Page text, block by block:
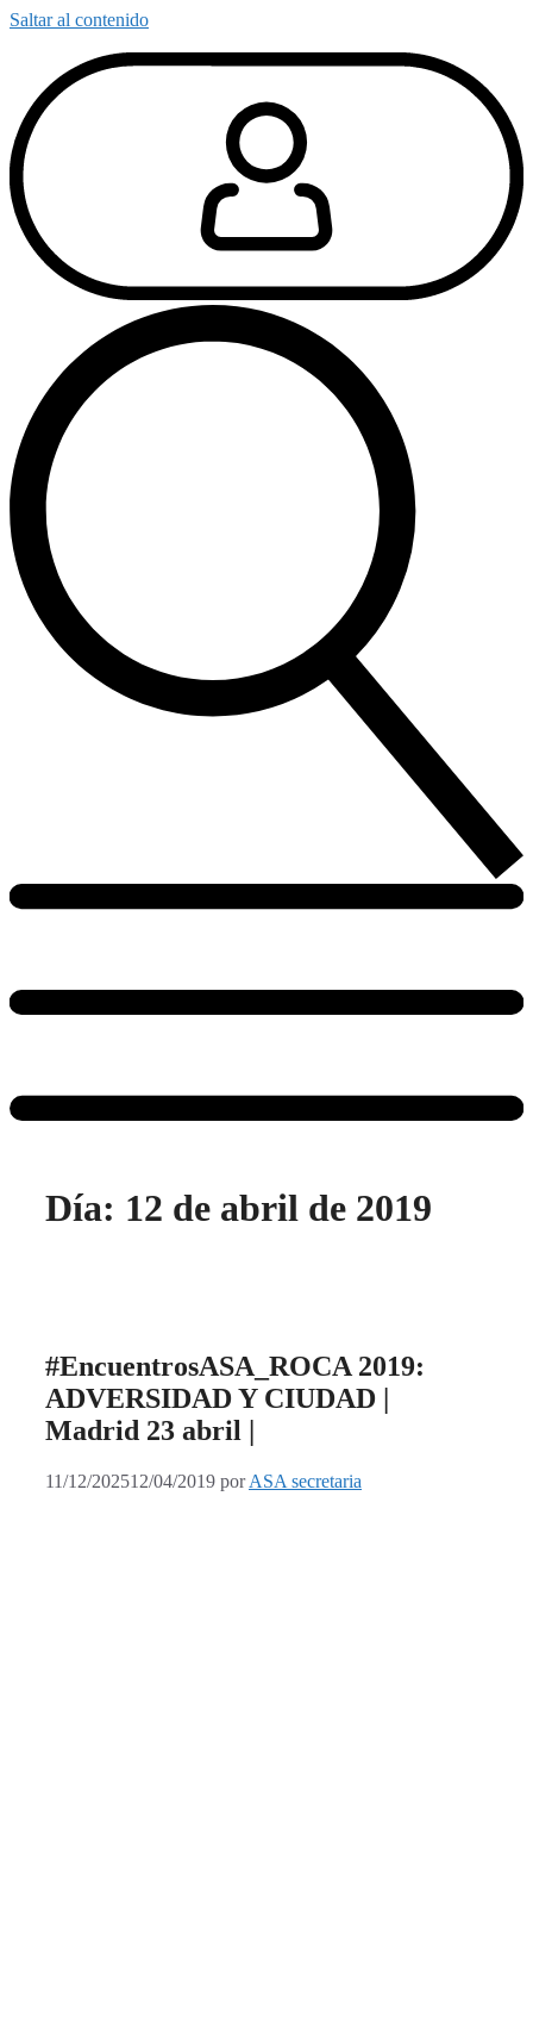
Saltar al contenido
Día: 12 de abril de 2019
#EncuentrosASA_ROCA 2019:
ADVERSIDAD Y CIUDAD |
Madrid 23 abril |
11/12/202512/04/2019 porASA secretaria